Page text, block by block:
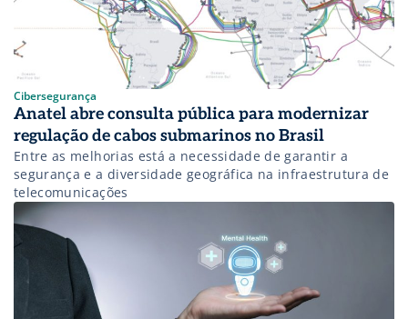
Cibersegurança
Anatel abre consulta pública para modernizar
regulação de cabos submarinos no Brasil
Entre as melhorias está a necessidade de garantir a
segurança e a diversidade geográfica na infraestrutura de
telecomunicações